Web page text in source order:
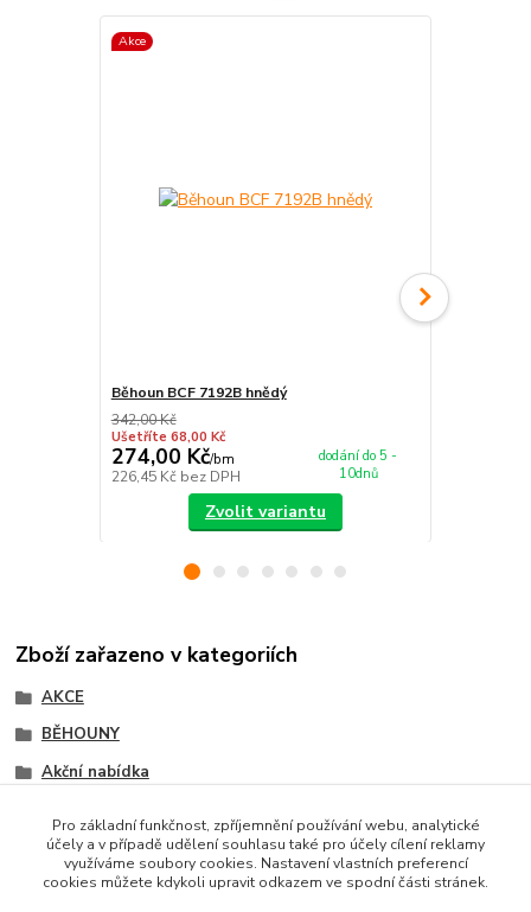
Akce
Běhoun BCF 7192B hnědý
342,00 Kč
Ušetříte 68,00 Kč
274,00 Kč/bm
226,45 Kč bez DPH
dodání do 5 -
10dnů
Zvolit variantu
Zboží zařazeno v kategoriích
AKCE
BĚHOUNY
Akční nabídka
Akce metrážní koberce
Pro základní funkčnost, zpříjemnění používání webu, analytické
účely a v případě udělení souhlasu také pro účely cílení reklamy
využíváme soubory cookies. Nastavení vlastních preferencí
cookies můžete kdykoli upravit odkazem ve spodní části stránek.